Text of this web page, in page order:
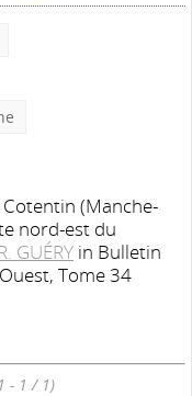
(Manche-
nord-est du
GUÉRY in Bulletin
Tome 34
- 1 / 1)